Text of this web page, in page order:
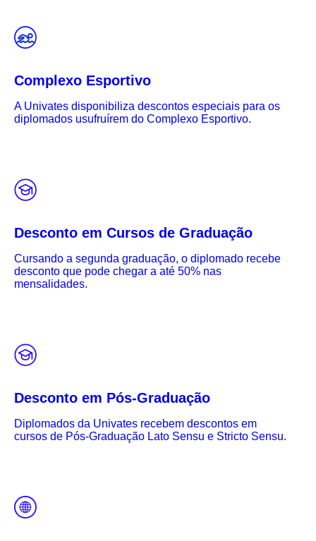
Complexo Esportivo
A Univates disponibiliza descontos especiais para os
diplomados usufruírem do Complexo Esportivo.
Desconto em Cursos de Graduação
Cursando a segunda graduação, o diplomado recebe
desconto que pode chegar a até 50% nas
mensalidades.
Desconto em Pós-Graduação
Diplomados da Univates recebem descontos em
cursos de Pós-Graduação Lato Sensu e Stricto Sensu.